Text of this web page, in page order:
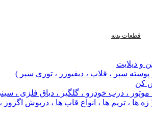
قطعات بدنه
و دیلایت
سپر ، فلاپ ، دیفیوزر ، توری سپر )
کن
، درب خودرو ، گلگیر ، دیاق فلزی ،
زه ها ، تریم ها ، انواع قاب ها ، درپوش